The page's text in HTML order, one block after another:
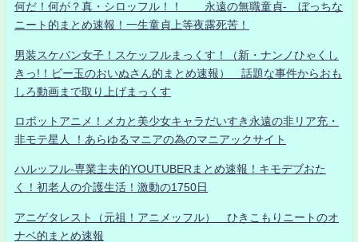
何だ！何が？真・シロッフル！！ 永遠の無職童貞- ぼっちな
ニート的まとめ速報！一生童貞上等夜露死苦！
男装スケバン女子！スケッフルまっくす！（新・ナンノひゃくし
きっ!！ビー玉のおいぬさん的まとめ速報） 話題な事件からおも
しろ動画まで取り上げまっくす
ロボットアニメ！メカと美少女キャラだいすき永遠の非リア充・
非モテ星人 ！あらゆるマニアの為のマニアックサイト
ハルッフル-専業主夫的YOUTUBERまとめ速報！キモデブおた
く！初老人の介護生活！激動の1750日
アニゲタレスト（元祖！アニメッフル） ひきこもりニートのオ
ナベ的まとめ速報